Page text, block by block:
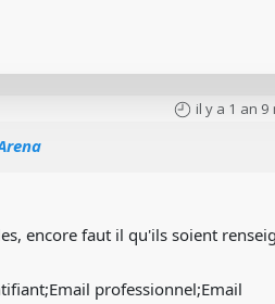
il y a 1 an 9
encore faut il qu'ils soient
professionnel;Email